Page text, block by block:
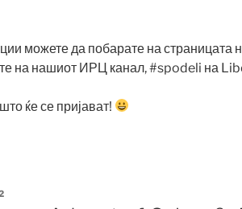
можете да побарате на страницата
на нашиот ИРЦ канал, #spodeli на
ќе се пријават!